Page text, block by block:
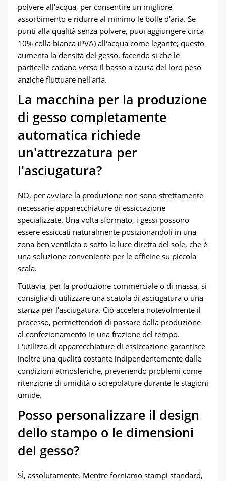
polvere all'acqua, per consentire un migliore
assorbimento e ridurre al minimo le bolle d'aria. Se
punti alla qualità senza polvere, puoi aggiungere circa
10% colla bianca (PVA) all'acqua come legante; questo
aumenta la densità del gesso, facendo sì che le
particelle cadano verso il basso a causa del loro peso
anziché fluttuare nell'aria.
La macchina per la produzione
di gesso completamente
automatica richiede
un'attrezzatura per
l'asciugatura?
NO, per avviare la produzione non sono strettamente
necessarie apparecchiature di essiccazione
specializzate. Una volta sformato, i gessi possono
essere essiccati naturalmente posizionandoli in una
zona ben ventilata o sotto la luce diretta del sole, che è
una soluzione conveniente per le officine su piccola
scala.
Tuttavia, per la produzione commerciale o di massa, si
consiglia di utilizzare una scatola di asciugatura o una
stanza per l'asciugatura. Ciò accelera notevolmente il
processo, permettendoti di passare dalla produzione
al confezionamento in una frazione del tempo.
L'utilizzo di apparecchiature di essiccazione garantisce
inoltre una qualità costante indipendentemente dalle
condizioni atmosferiche, prevenendo problemi come
ritenzione di umidità o screpolature durante le stagioni
umide.
Posso personalizzare il design
dello stampo o le dimensioni
del gesso?
SÌ, assolutamente. Mentre forniamo stampi standard,